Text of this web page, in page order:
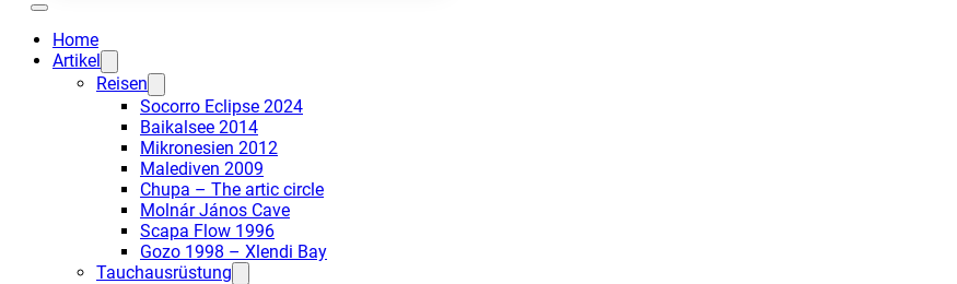
Home
Artikel
Reisen
Socorro Eclipse 2024
Baikalsee 2014
Mikronesien 2012
Malediven 2009
Chupa – The artic circle
Molnár János Cave
Scapa Flow 1996
Gozo 1998 – Xlendi Bay
Tauchausrüstung